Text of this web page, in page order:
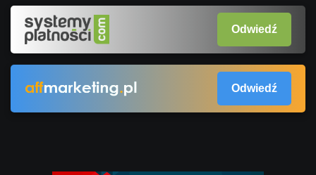
Odwiedź
Odwiedź